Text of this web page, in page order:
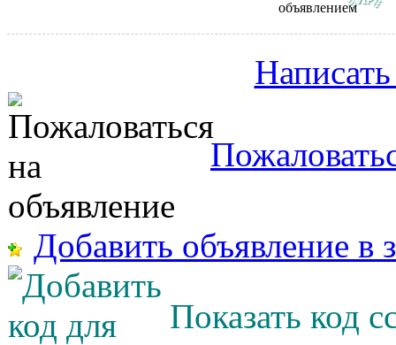
Добавить объявление в
Показать код